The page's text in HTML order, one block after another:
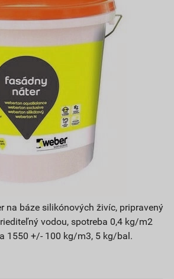
na báze silikónových živíc, pripravený
vodou, spotreba 0,4 kg/m2
1550 +/- 100 kg/m3, 5 kg/bal.